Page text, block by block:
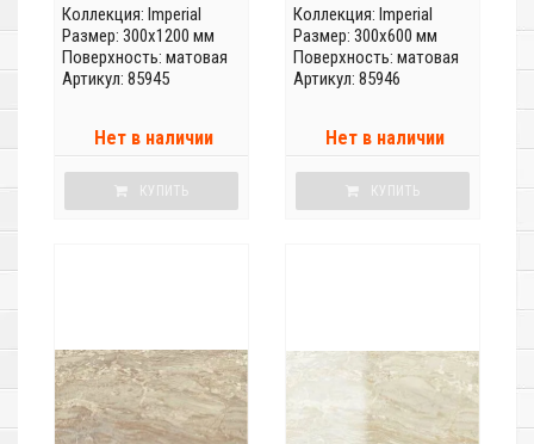
Коллекция: Imperial
Размер: 300x1200 мм
Поверхность: матовая
Артикул: 85945
Нет в наличии
КУПИТЬ
Коллекция: Imperial
Размер: 300x600 мм
Поверхность: матовая
Артикул: 85946
Нет в наличии
КУПИТЬ